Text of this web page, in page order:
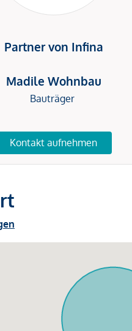
Partner von Infina
Madile Wohnbau
Bauträger
Kontakt aufnehmen